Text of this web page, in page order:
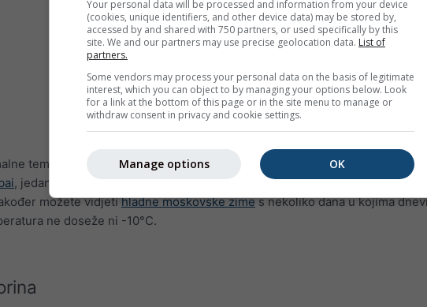
temperature za Grandes Sables prikazuje koliko dana u mjesecu
, jedan od najtoplijih gradova na svijetu, gotovo da nema dana s
možete vidjetihladne moskovske zimes nekoliko dana u kojima
ne doseže ni -10°C.
Your personal data will be processed and information from your device
(cookies, unique identifiers, and other device data) may be stored by,
accessed by and shared with 750 partners, or used specifically by this
site. We and our partners may use precise geolocation data. List of
partners.
Some vendors may process your personal data on the basis of legitimate
interest, which you can object to by managing your options below. Look
for a link at the bottom of this page or in the site menu to manage or
withdraw consent in privacy and cookie settings.
OK
Manage options